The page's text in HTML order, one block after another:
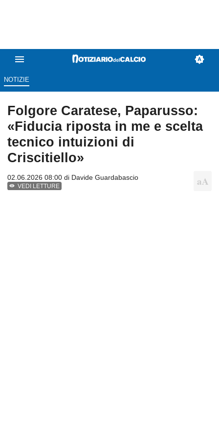
NOTIZIE
Folgore Caratese, Paparusso:
«Fiducia riposta in me e scelta
tecnico intuizioni di
Criscitiello»
02.06.2026 08:00 di Davide Guardabascio
VEDI LETTURE